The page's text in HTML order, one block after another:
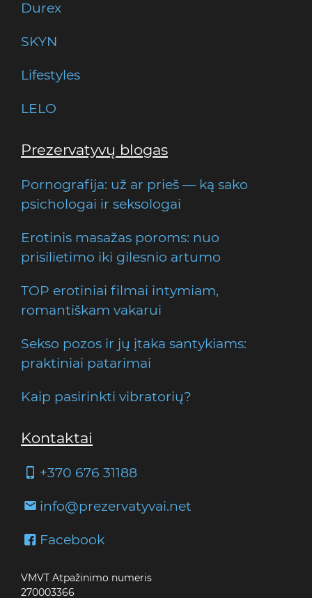
Durex
SKYN
Lifestyles
LELO
Prezervatyvų blogas
Pornografija: už ar prieš — ką sako
psichologai ir seksologai
Erotinis masažas poroms: nuo
prisilietimo iki gilesnio artumo
TOP erotiniai filmai intymiam,
romantiškam vakarui
Sekso pozos ir jų įtaka santykiams:
praktiniai patarimai
Kaip pasirinkti vibratorių?
Kontaktai
+370 676 31188
info@prezervatyvai.net
Facebook
VMVT Atpažinimo numeris
270003366